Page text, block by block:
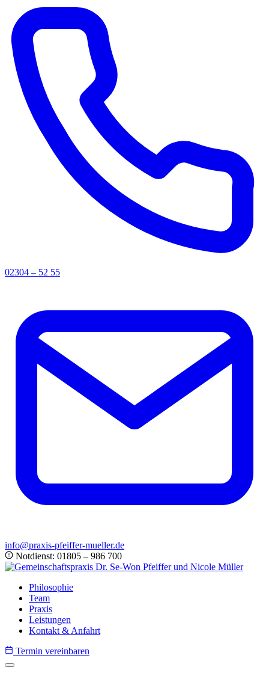
02304 – 52 55
info@praxis-pfeiffer-mueller.de
Notdienst: 01805 – 986 700
Philosophie
Team
Praxis
Leistungen
Kontakt & Anfahrt
Termin vereinbaren